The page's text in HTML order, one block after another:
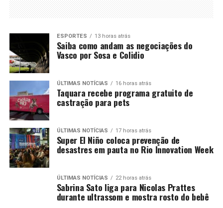
ESPORTES 13 horas atrás
Saiba como andam as negociações do
Vasco por Sosa e Colidio
ÚLTIMAS NOTÍCIAS 16 horas atrás
Taquara recebe programa gratuito de
castração para pets
ÚLTIMAS NOTÍCIAS 17 horas atrás
Super El Niño coloca prevenção de
desastres em pauta no Rio Innovation Week
ÚLTIMAS NOTÍCIAS 22 horas atrás
Sabrina Sato liga para Nicolas Prattes
durante ultrassom e mostra rosto do bebê